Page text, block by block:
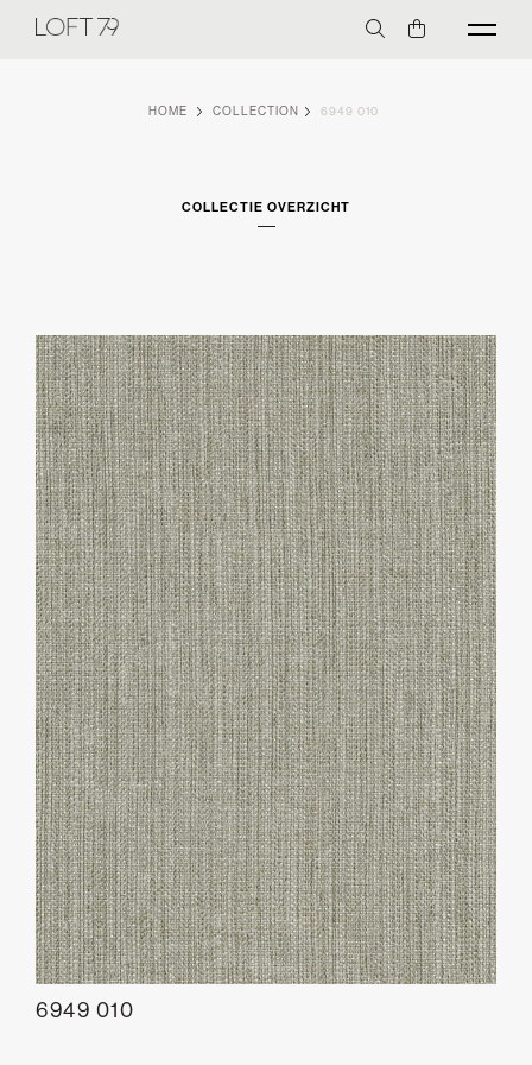
HOME COLLECTION 6949 010
COLLECTIE OVERZICHT
6949 010